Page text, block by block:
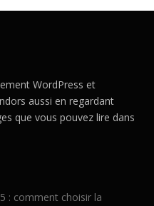
WordPress et
aussi en regardant
que vous pouvez lire dans
: comment choisir la